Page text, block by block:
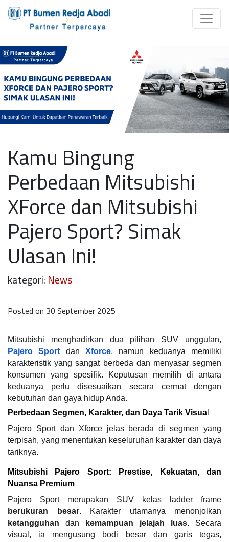
Kamu Bingung
Perbedaan Mitsubishi
XForce dan Mitsubishi
Pajero Sport? Simak
Ulasan Ini!
kategori: News
Posted on 30 September 2025
Pajero Sport dan Xforce, namun keduanya memiliki
karakteristik yang sangat berbeda dan menyasar segmen
konsumen yang spesifik. Keputusan memilih di antara
keduanya perlu disesuaikan secara cermat dengan
kebutuhan dan gaya hidup Anda.
Perbedaan Segmen, Karakter, dan Daya Tarik Visua
Pajero Sport dan Xforce jelas berada di segmen yang
terpisah, yang menentukan keseluruhan karakter dan daya
tariknya.
Mitsubishi Pajero Sport: Prestise, Kekuatan, dan
Nuansa Premium
Pajero Sport merupakan SUV kelas ladder frame
berukuran besar
ketangguhan dan kemampuan jelajah luas. Secara
visual, ia mengusung bodi besar dan garis tegas,